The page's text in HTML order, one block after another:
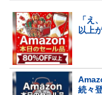
「え
以上
続々